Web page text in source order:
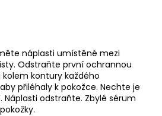
náplasti umístěné mezi
Odstraňte první ochrannou
kontury každého
přiléhaly k pokožce. Nechte je
Náplasti odstraňte. Zbylé sérum